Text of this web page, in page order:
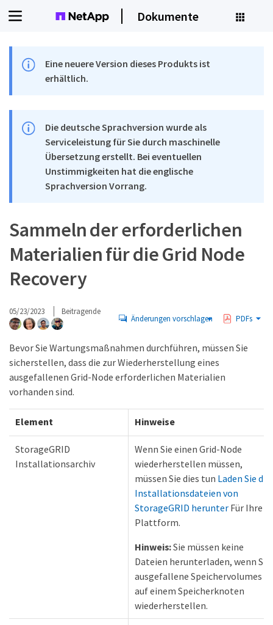
Dokumente
Eine neuere Version dieses Produkts ist
erhältlich.
Die deutsche Sprachversion wurde als
Serviceleistung für Sie durch maschinelle
Übersetzung erstellt. Bei eventuellen
Unstimmigkeiten hat die englische
Sprachversion Vorrang.
Sammeln der erforderlichen
Materialien für die Grid Node
Recovery
05/23/2023 Beitragende
Änderungen vorschlagen PDFs
Bevor Sie Wartungsmaßnahmen durchführen, müssen Sie
sicherstellen, dass die zur Wiederherstellung eines
ausgefallenen Grid-Node erforderlichen Materialien
vorhanden sind.
Element Hinweise
StorageGRID
Installationsarchiv
Wenn Sie einen Grid-Node
wiederherstellen müssen,
müssen Sie dies tun Laden Sie die
Installationsdateien von
StorageGRID herunter Für Ihre
Plattform.
Hinweis:Sie müssen keine
Dateien herunterladen, wenn Sie
ausgefallene Speichervolumes
auf einem Speicherknoten
wiederherstellen.